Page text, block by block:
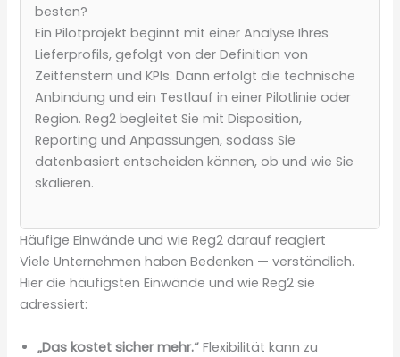
besten?
Ein Pilotprojekt beginnt mit einer Analyse Ihres
Lieferprofils, gefolgt von der Definition von
Zeitfenstern und KPIs. Dann erfolgt die technische
Anbindung und ein Testlauf in einer Pilotlinie oder
Region. Reg2 begleitet Sie mit Disposition,
Reporting und Anpassungen, sodass Sie
datenbasiert entscheiden können, ob und wie Sie
skalieren.
Häufige Einwände und wie Reg2 darauf reagiert
Viele Unternehmen haben Bedenken — verständlich.
Hier die häufigsten Einwände und wie Reg2 sie
adressiert:
„Das kostet sicher mehr.“ Flexibilität kann zu